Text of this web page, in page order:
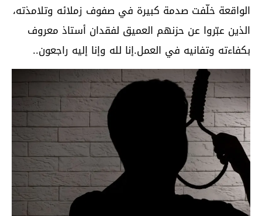
الواقعة خلّفت صدمة كبيرة في صفوف زملائه وتلامذته،
الذين عبّروا عن حزنهم العميق لفقدان أستاذ معروف
بكفاءته وتفانيه في العمل.إنا لله وإنا إليه راجعون..